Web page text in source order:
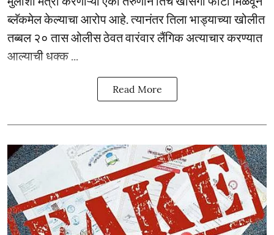
ब्लॅकमेल केल्याचा आरोप आहे. त्यानंतर तिला भाड्याच्या खोलीत
तब्बल २० तास ओलीस ठेवत वारंवार लैंगिक अत्याचार करण्यात
आल्याची धक्क ...
Read More